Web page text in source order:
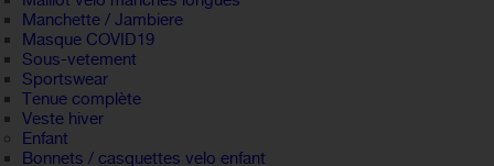
Manchette / Jambiere
Masque COVID19
Sous-vetement
Sportswear
Tenue complète
Veste hiver
Enfant
Bonnets / casquettes velo enfant